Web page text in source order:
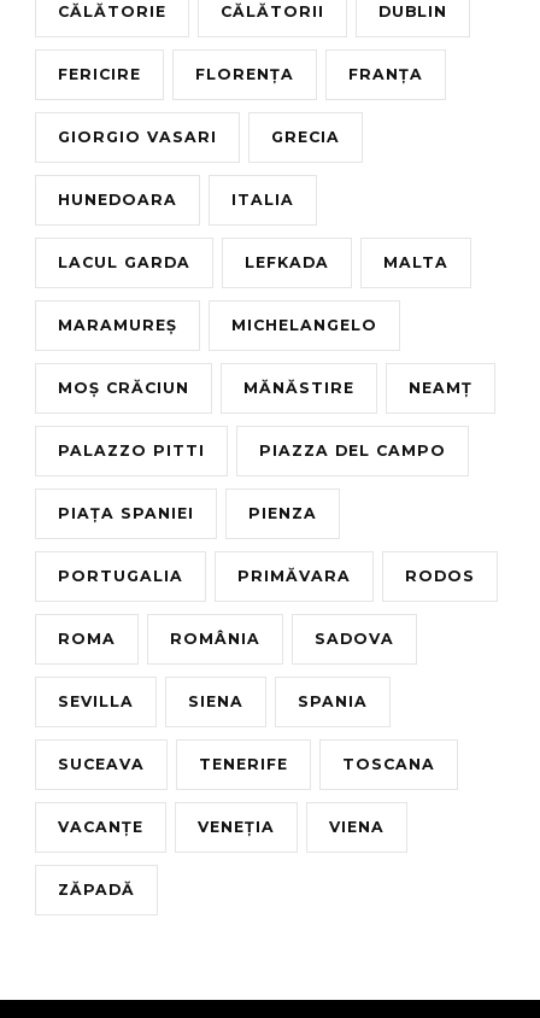
CĂLĂTORIE CĂLĂTORII DUBLIN
FERICIRE FLORENȚA FRANȚA
GIORGIO VASARI GRECIA
HUNEDOARA ITALIA
LACUL GARDA LEFKADA MALTA
MARAMUREȘ MICHELANGELO
MOȘ CRĂCIUN MĂNĂSTIRE NEAMȚ
PALAZZO PITTI PIAZZA DEL CAMPO
PIAȚA SPANIEI PIENZA
PORTUGALIA PRIMĂVARA RODOS
ROMA ROMÂNIA SADOVA
SEVILLA SIENA SPANIA
SUCEAVA TENERIFE TOSCANA
VACANȚE VENEȚIA VIENA
ZĂPADĂ